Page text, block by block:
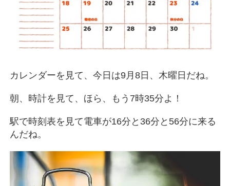
カレンダーを見て、今日は9月8日、木曜日だね。
朝、時計を見て、ほら、もう7時35分よ！
駅で時刻表を見て電車が16分と36分と56分に来る
んだね。